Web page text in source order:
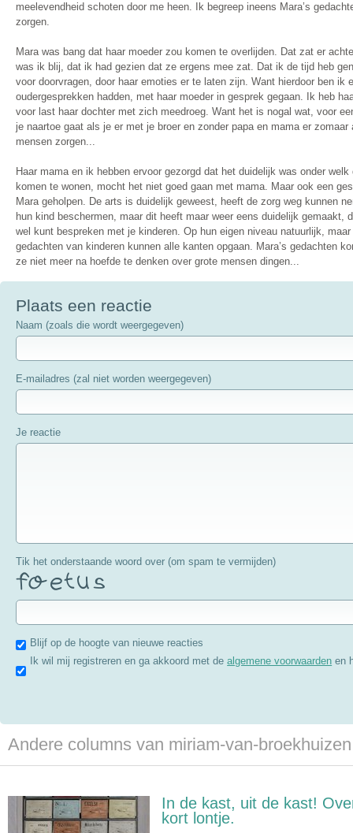
meelevendheid schoten door me heen. Ik begreep ineens Mara’s
zorgen.
Mara was bang dat haar moeder zou komen te overlijden. Dat zat er
was ik blij, dat ik had gezien dat ze ergens mee zat. Dat ik de tijd heb
voor doorvragen, door haar emoties er te laten zijn. Want hierdoor ben ik
oudergesprekken hadden, met haar moeder in gesprek gegaan. Ik heb
voor last haar dochter met zich meedroeg. Want het is nogal wat, voor
je naartoe gaat als je er met je broer en zonder papa en mama er
mensen zorgen...
Haar mama en ik hebben ervoor gezorgd dat het duidelijk was onder
komen te wonen, mocht het niet goed gaan met mama. Maar ook een
Mara geholpen. De arts is duidelijk geweest, heeft de zorg weg kunnen
hun kind beschermen, maar dit heeft maar weer eens duidelijk gemaakt,
wel kunt bespreken met je kinderen. Op hun eigen niveau natuurlijk,
gedachten van kinderen kunnen alle kanten opgaan. Mara’s gedachten
ze niet meer na hoefde te denken over grote mensen dingen...
Plaats een reactie
Naam (zoals die wordt weergegeven)
E-mailadres (zal niet worden weergegeven)
Je reactie
Tik het onderstaande woord over (om spam te vermijden)
Blijf op de hoogte van nieuwe reacties
Ik wil mij registreren en ga akkoord met dealgemene voorwaarden en
Andere columns van miriam-van-broekhuizen
In de kast, uit de kast!
kort lontje.